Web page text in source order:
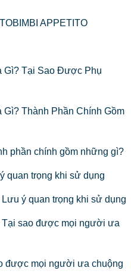
APPETITO
Gì? Tại Sao Được Phụ
Thành Phần Chính Gồm
phần chính gồm những gì?
quan trọng khi sử dụng
ý quan trọng khi sử dụng
Tại sao được mọi người ưa
được mọi người ưa chuộng